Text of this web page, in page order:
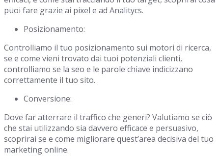
puoi fare grazie ai pixel e ad Analitycs.
Posizionamento:
Controlliamo il tuo posizionamento sui motori di ricerca,
se e come vieni trovato dai tuoi potenziali clienti,
controlliamo se la seo e le parole chiave indicizzano
correttamente il tuo sito.
Conversione:
Dove far atterrare il traffico che generi? Valutiamo se ciò
che stai utilizzando sia davvero efficace e persuasivo,
scoprirai se e come migliorare quest’area decisiva del tuo
marketing online.